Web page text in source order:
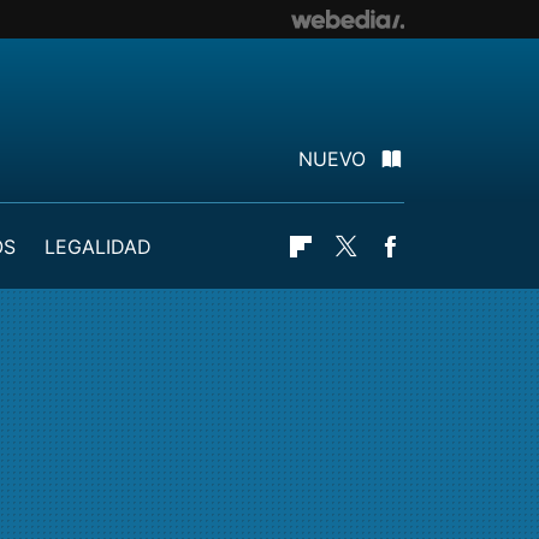
NUEVO
LEGALIDAD Flipboard
Twitter